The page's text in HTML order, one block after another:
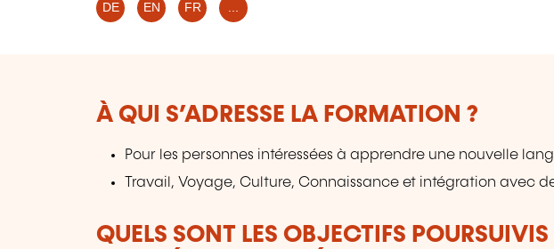
DE EN FR ...
À QUI S’ADRESSE LA FORMATION ?
Pour les personnes intéressées à apprendre une nouvelle
Travail, Voyage, Culture, Connaissance et intégration avec
QUELS SONT LES OBJECTIFS POURSUIVIS